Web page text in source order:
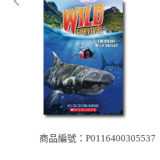
商品編號：P0116400305537